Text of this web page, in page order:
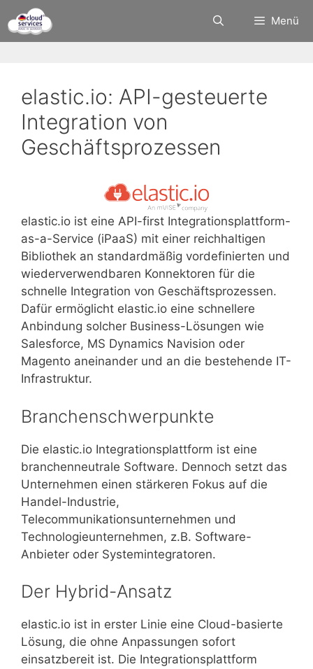
Inhalt
springen
Menü
elastic.io: API-gesteuerte
Integration von
Geschäftsprozessen
elastic.io ist eine API-first Integrationsplattform-
as-a-Service (iPaaS) mit einer reichhaltigen
Bibliothek an standardmäßig vordefinierten und
wiederverwendbaren Konnektoren für die
schnelle Integration von Geschäftsprozessen.
Dafür ermöglicht elastic.io eine schnellere
Anbindung solcher Business-Lösungen wie
Salesforce, MS Dynamics Navision oder
Magento aneinander und an die bestehende IT-
Infrastruktur.
Branchenschwerpunkte
Die elastic.io Integrationsplattform ist eine
branchenneutrale Software. Dennoch setzt das
Unternehmen einen stärkeren Fokus auf die
Handel-Industrie,
Telecommunikationsunternehmen und
Technologieunternehmen, z.B. Software-
Anbieter oder Systemintegratoren.
Der Hybrid-Ansatz
elastic.io ist in erster Linie eine Cloud-basierte
Lösung, die ohne Anpassungen sofort
einsatzbereit ist. Die Integrationsplattform